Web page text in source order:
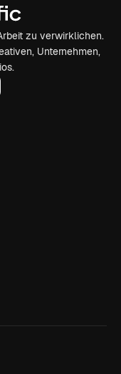
zu verwirklichen.
Unternehmen,